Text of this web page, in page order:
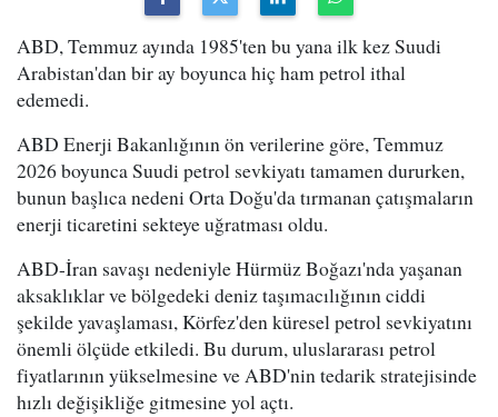
ABD, Temmuz ayında 1985'ten bu yana ilk kez Suudi
Arabistan'dan bir ay boyunca hiç ham petrol ithal
edemedi.
ABD Enerji Bakanlığının ön verilerine göre, Temmuz
2026 boyunca Suudi petrol sevkiyatı tamamen dururken,
bunun başlıca nedeni Orta Doğu'da tırmanan çatışmaların
enerji ticaretini sekteye uğratması oldu.
ABD-İran savaşı nedeniyle Hürmüz Boğazı'nda yaşanan
aksaklıklar ve bölgedeki deniz taşımacılığının ciddi
şekilde yavaşlaması, Körfez'den küresel petrol sevkiyatını
önemli ölçüde etkiledi. Bu durum, uluslararası petrol
fiyatlarının yükselmesine ve ABD'nin tedarik stratejisinde
hızlı değişikliğe gitmesine yol açtı.